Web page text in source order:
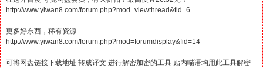
http://www.yiwan8.com/forum.php?mod=viewthread&tid=6
更多好东西，稀有资源
http://www.yiwan8.com/forum.php?mod=forumdisplay&fid=14
可将网盘链接下载地址 转成译文 进行解密加密的工具 贴内喵语均用此工具解密